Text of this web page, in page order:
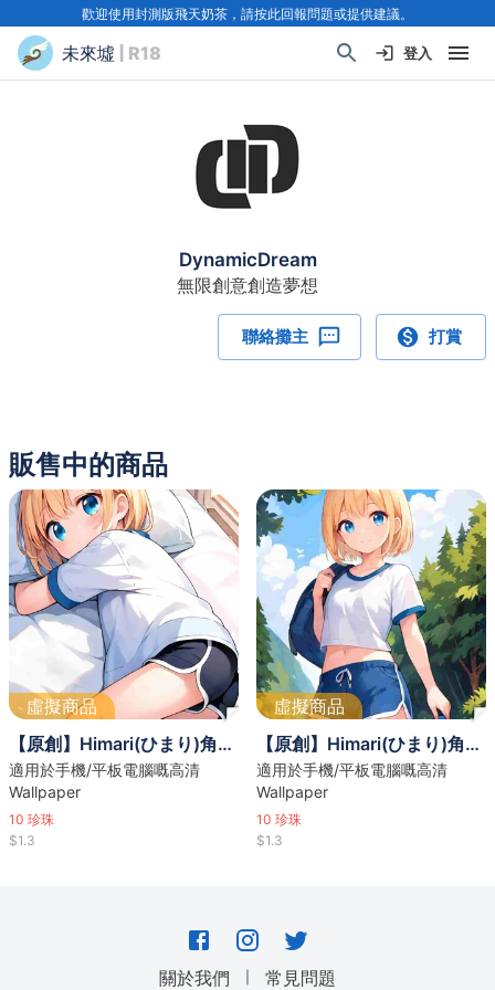
歡迎使用封測版飛天奶茶，請按此回報問題或提供建議。
未來墟 | R18 登入
DynamicDream
無限創意創造夢想
聯絡攤主 打賞
販售中的商品
虛擬商品
【原創】Himari(ひまり)角色壁紙套裝 | 床上主題
適用於手機/平板電腦嘅高清
Wallpaper
10 珍珠
$1.3
虛擬商品
【原創】Himari(ひまり)角色壁紙套裝 | 登山主題
適用於手機/平板電腦嘅高清
Wallpaper
10 珍珠
$1.3
關於我們 ｜ 常見問題